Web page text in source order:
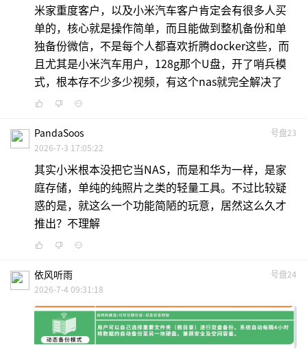
米家重度客户，以及小米汽车客户肯定会有很多人买
单的，核心就是操作简单，而且能做到整机备份和单
独备份微信，不是每个人都喜欢折腾docker这些，而
且尤其是小米汽车用户，128g那个U盘，开了哨兵模
式，根本存不少多少视频，有这个nas就完全解决了
号盘23
PandaSoos
2026-7-3 17:05:22
其实小米根本没把它当NAS，而是和华为一样，是家
庭存储，单纯的纯照片之类的轻量工具。不过比较疑
惑的是，就这么一个功能简陋的玩意，居然这么久才
推出？不理解
号盘24
依风听雨
2026-7-4 09:31:18